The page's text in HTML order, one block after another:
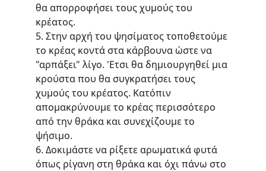
θα απορροφήσει τους χυμούς του
κρέατος.
5. Στην αρχή του ψησίματος τοποθετούμε
το κρέας κοντά στα κάρβουνα ώστε να
"αρπάξει" λίγο. 'Ετσι θα δημιουργηθεί μια
κρούστα που θα συγκρατήσει τους
χυμούς του κρέατος. Κατόπιν
απομακρύνουμε το κρέας περισσότερο
από την θράκα και συνεχίζουμε το
ψήσιμο.
6. Δοκιμάστε να ρίξετε αρωματικά φυτά
όπως ρίγανη στη θράκα και όχι πάνω στο